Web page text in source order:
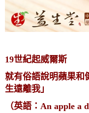
19世紀起威爾斯
就有俗語說明蘋果和
生遠離我」
（英語：An apple a